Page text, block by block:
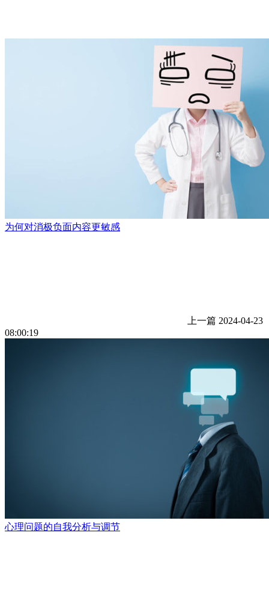
为何对消极负面内容更敏感
上一篇 2024-04-23
08:00:19
心理问题的自我分析与调节